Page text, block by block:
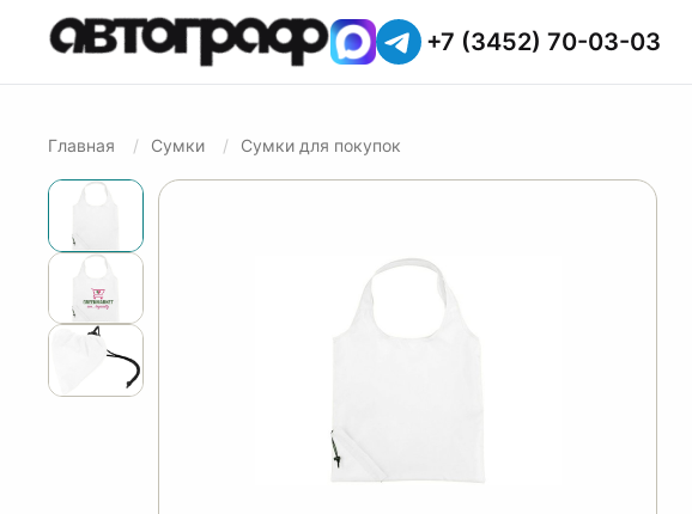
+7 (3452) 70-03-03
Главная Сумки Сумки для покупок